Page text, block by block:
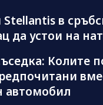
в
да устои на
Колите
автомобил